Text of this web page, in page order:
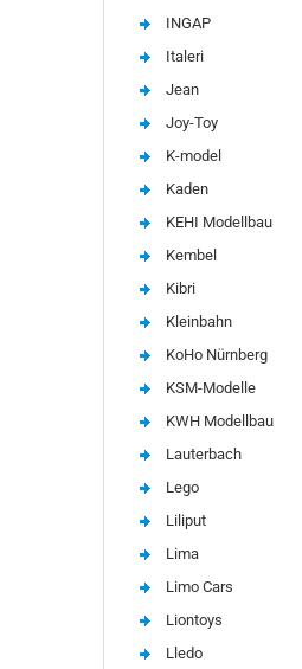
INGAP
Italeri
Jean
Joy-Toy
K-model
Kaden
KEHI Modellbau
Kembel
Kibri
Kleinbahn
KoHo Nürnberg
KSM-Modelle
KWH Modellbau
Lauterbach
Lego
Liliput
Lima
Limo Cars
Liontoys
Lledo